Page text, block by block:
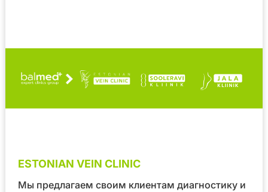
ESTONIAN VEIN CLINIC
Мы предлагаем своим клиентам диагностику и